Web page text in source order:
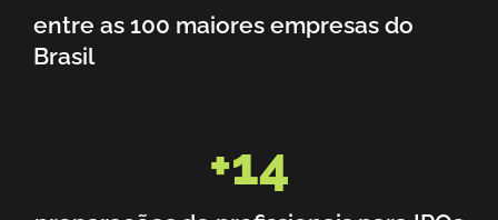
entre as 100 maiores empresas do
Brasil
+14